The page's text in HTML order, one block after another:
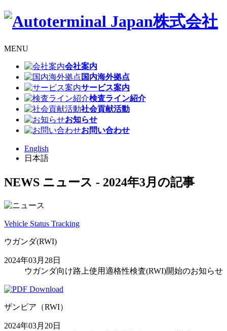
MENU
会社案内
国内海外拠点
サービス案内
検査ライン紹介
社会貢献活動
お知らせ
お問い合わせ
English
日本語
NEWS ニュース - 2024年3月の記事
Vehicle Status Tracking
ウガンダ(RWI)
2024年03月28日
ウガンダ向け路上使用適格性検査(RWI)開始のお知らせ
ザンビア（RWI）
2024年03月20日